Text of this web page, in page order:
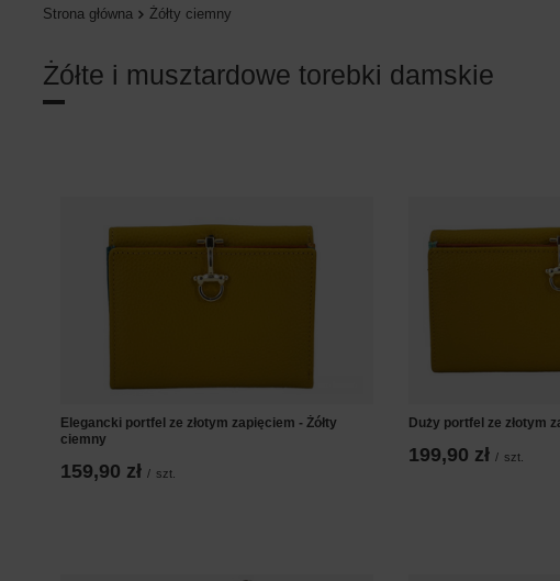
Strona główna Żółty ciemny
Żółte i musztardowe torebki damskie
Elegancki portfel ze złotym zapięciem - Żółty
ciemny
159,90 zł / szt.
Duży portfel ze złotym
199,90 zł / szt.